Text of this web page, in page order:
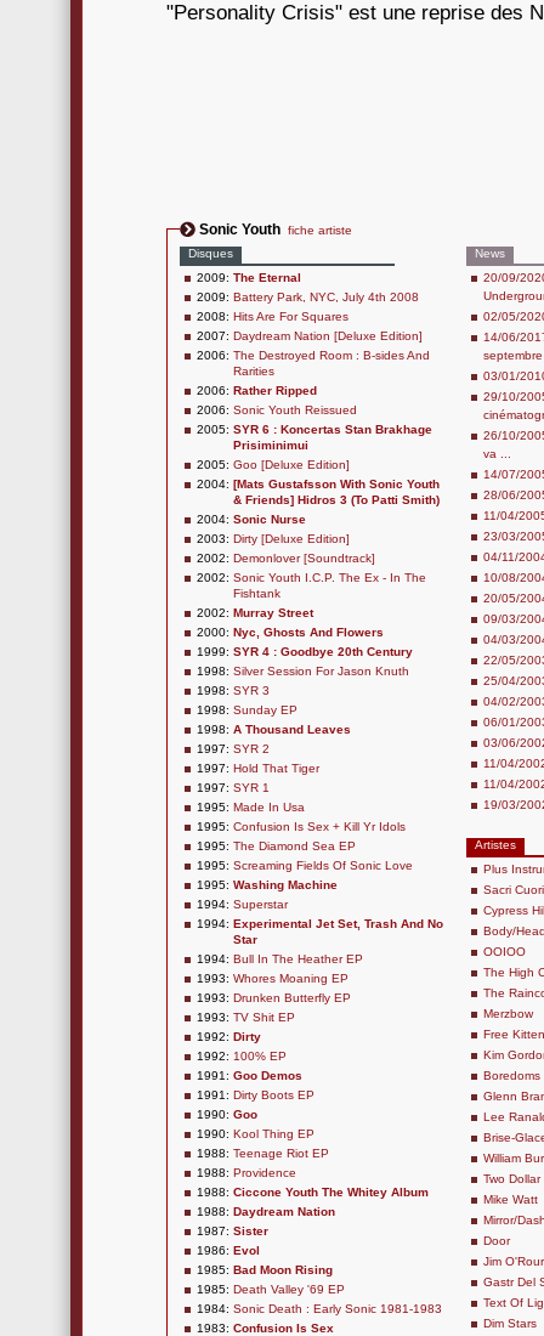
"Personality Crisis" est une reprise des
Sonic Youth fiche artiste
Disques
2009: The Eternal
2009: Battery Park, NYC, July 4th 2008
2008: Hits Are For Squares
2007: Daydream Nation [Deluxe Edition]
2006: The Destroyed Room : B-sides And
Rarities
2006: Rather Ripped
2006: Sonic Youth Reissued
2005: SYR 6 : Koncertas Stan Brakhage
Prisiminimui
2005: Goo [Deluxe Edition]
2004: [Mats Gustafsson With Sonic Youth
& Friends] Hidros 3 (To Patti Smith)
2004: Sonic Nurse
2003: Dirty [Deluxe Edition]
2002: Demonlover [Soundtrack]
2002: Sonic Youth I.C.P. The Ex - In The
Fishtank
2002: Murray Street
2000: Nyc, Ghosts And Flowers
1999: SYR 4 : Goodbye 20th Century
1998: Silver Session For Jason Knuth
1998: SYR 3
1998: Sunday EP
1998: A Thousand Leaves
1997: SYR 2
1997: Hold That Tiger
1997: SYR 1
1995: Made In Usa
1995: Confusion Is Sex + Kill Yr Idols
1995: The Diamond Sea EP
1995: Screaming Fields Of Sonic Love
1995: Washing Machine
1994: Superstar
1994: Experimental Jet Set, Trash And No
Star
1994: Bull In The Heather EP
1993: Whores Moaning EP
1993: Drunken Butterfly EP
1993: TV Shit EP
1992: Dirty
1992: 100% EP
1991: Goo Demos
1991: Dirty Boots EP
1990: Goo
1990: Kool Thing EP
1988: Teenage Riot EP
1988: Providence
1988: Ciccone Youth The Whitey Album
1988: Daydream Nation
1987: Sister
1986: Evol
1985: Bad Moon Rising
1985: Death Valley '69 EP
1984: Sonic Death : Early Sonic 1981-1983
1983: Confusion Is Sex
News
20/09/
02/05/
14/06/
septembre
03/01/
29/10/
26/10/
va ...
14/07/
28/06/
11/04/
23/03/
04/11/
10/08/
20/05/
09/03/
04/03/
22/05/
25/04/
04/02/
06/01/
03/06/
11/04/
11/04/
19/03/
Artistes
Plus
Sacri Cuori
Cypress
Body/
OOIOO
The High
The
Merzbow
Free Kitten
Kim
Boredoms
Glenn
Lee
Brise-
William
Two Dollar
Mike Watt
Mirror/
Door
Jim
Gastr Del
Text Of
Dim Stars